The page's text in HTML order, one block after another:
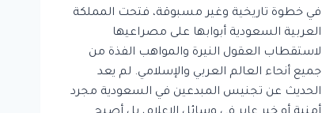
في خطوة تاريخية وغير مسبوقة، فتحت المملكة
العربية السعودية أبوابها على مصراعيها
لاستقطاب العقول النيرة والمواهب الفذة من
جميع أنحاء العالم العربي والإسلامي. لم يعد
الحديث عن تجنيس المبدعين في السعودية مجرد